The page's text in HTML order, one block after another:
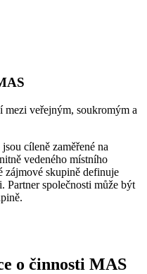
veřejným, soukromým a
cíleně zaměřené na
vedeného místního
skupině definuje
Partner společnosti může být
o činnosti MAS